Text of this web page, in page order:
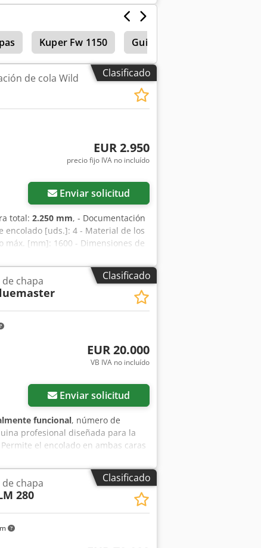
Kuper Fw 1150 Guillotina De Chapa
Clasificado
de cola Wild
EUR 2.950
precio fijo IVA no incluído
Enviar solicitud
total: 2.250 mm, - Documentación
encolado [uds.]: 4 - Material de los
[mm]: 1600 - Dimensiones de
[uds.]: 1 Información
régimen de margen: El IVA es
momento para todo el sectorClasificado
chapa
EUR 20.000
VB IVA no incluído
Enviar solicitud
funcional, número de
profesional diseñada para la
el encolado en ambas caras
a minimizar el consumo de
fácil ajuste de la dosificación, es
industrial estable. Crodpfsum R
Clasificado
chapa
280